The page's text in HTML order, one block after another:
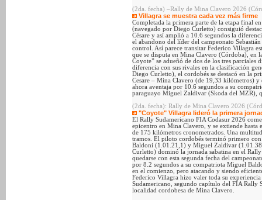
(2da. fecha) –Rally de Mina Clavero 2026
Villagra se muestra cada vez más firme
Completada la primera parte de la etapa final
(navegado por Diego Curletto) consiguió
Césare y así amplió a 10.6 segundos la
el abandono del líder del campeonato
control. Así parece transitar Federico Villagra
que se disputa en Mina Clavero (Córdoba), en
Coyote” se adueñó de dos de los tres parciales
diferencia con sus rivales en la clasificación
Diego Curletto), el cordobés se destacó en la
Cesare – Mina Clavero (de 19,33 kilómetros) y
ahora aventaja por 10.6 segundos a su
paraguayo Miguel Zaldivar (Skoda del MZR),
(2da. fecha): Rally de Mina Clavero 2026
"Coyote" Villagra lideró la primera
El Rally Sudamericano FIA Codasur 2026
epicentro en Mina Clavero, y se extiende hasta
de 175 kilómetros cronometrados. Una
tramos. El piloto cordobés terminó primero
Baldoni (1.01.21,1) y Miguel Zaldivar
Curletto) dominó la jornada sabatina en el
quedarse con esta segunda fecha del
por 8.2 segundos a su compatriota Miguel
en el comienzo, pero atacando y siendo
Federico Villagra hizo valer toda su
Sudamericano, segundo capítulo del FIA Rally
localidad cordobesa de Mina Clavero.